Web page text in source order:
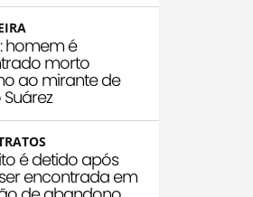
homem é
morto
ao mirante de
é detido após
encontrada em